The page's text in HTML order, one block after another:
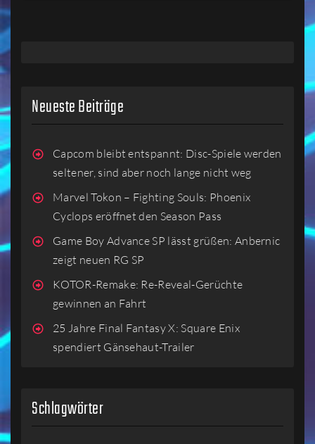
Neueste Beiträge
Capcom bleibt entspannt: Disc-Spiele werden
seltener, sind aber noch lange nicht weg
Marvel Tokon – Fighting Souls: Phoenix
Cyclops eröffnet den Season Pass
Game Boy Advance SP lässt grüßen: Anbernic
zeigt neuen RG SP
KOTOR-Remake: Re-Reveal-Gerüchte
gewinnen an Fahrt
25 Jahre Final Fantasy X: Square Enix
spendiert Gänsehaut-Trailer
Schlagwörter